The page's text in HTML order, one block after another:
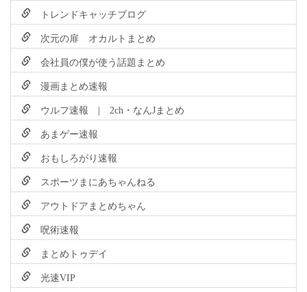
トレンドキャッチブログ
次元の扉 オカルトまとめ
会社員の僕が使う話題まとめ
漫画まとめ速報
ウルフ速報 | 2ch・なんJまとめ
あまゲー速報
おもしろがり速報
スポーツまにあちゃんねる
アウトドアまとめちゃん
呪術速報
まとめトゥデイ
光速VIP